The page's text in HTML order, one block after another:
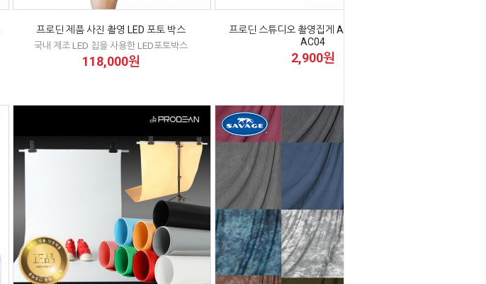
프로딘 제품 사진 촬영 LED 포토 박스
국내 제조 LED 칩을 사용한 LED포토박스
118,000원
프로딘 스튜디오 촬영집게 A클램프 4인치
AC04
2,900원